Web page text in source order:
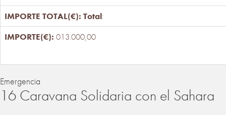
Total:
013.000,00
Emergencia
16 Caravana Solidaria con el Sahara